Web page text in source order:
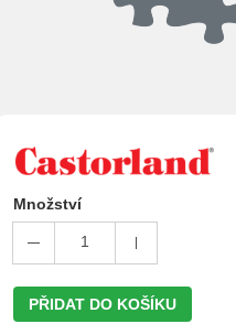
Množství
1
PŘIDAT DO KOŠÍKU